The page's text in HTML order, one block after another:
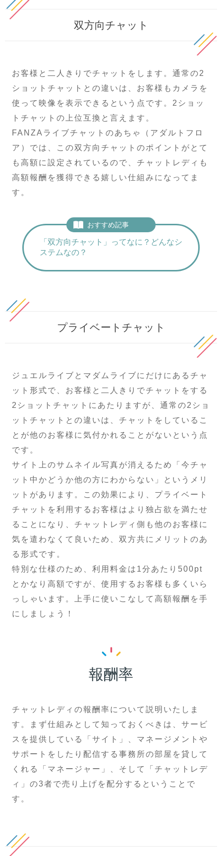
双方向チャット
お客様と二人きりでチャットをします。通常の2
ショットチャットとの違いは、お客様もカメラを
使って映像を表示できるという点です。2ショッ
トチャットの上位互換と言えます。
FANZAライブチャットのあちゃ（アダルトフロ
ア）では、この双方向チャットのポイントがとて
も高額に設定されているので、チャットレディも
高額報酬を獲得できる嬉しい仕組みになってま
す。
おすすめ記事
「双方向チャット」ってなに？どんなシ
ステムなの？
プライベートチャット
ジュエルライブとマダムライブにだけにあるチャ
ット形式で、お客様と二人きりでチャットをする
2ショットチャットにあたりますが、通常の2ショ
ットチャットとの違いは、チャットをしているこ
とが他のお客様に気付かれることがないという点
です。
サイト上のサムネイル写真が消えるため「今チャ
ット中かどうか他の方にわからない」というメリ
ットがあります。この効果により、プライベート
チャットを利用するお客様はより独占欲を満たせ
ることになり、チャットレディ側も他のお客様に
気を遣わなくて良いため、双方共にメリットのあ
る形式です。
特別な仕様のため、利用料金は1分あたり500pt
とかなり高額ですが、使用するお客様も多くいら
っしゃいます。上手に使いこなして高額報酬を手
にしましょう！
報酬率
チャットレディの報酬率について説明いたしま
す。まず仕組みとして知っておくべきは、サービ
スを提供している「サイト」、マネージメントや
サポートをしたり配信する事務所の部屋を貸して
くれる「マネージャー」、そして「チャットレデ
ィ」の3者で売り上げを配分するということで
す。